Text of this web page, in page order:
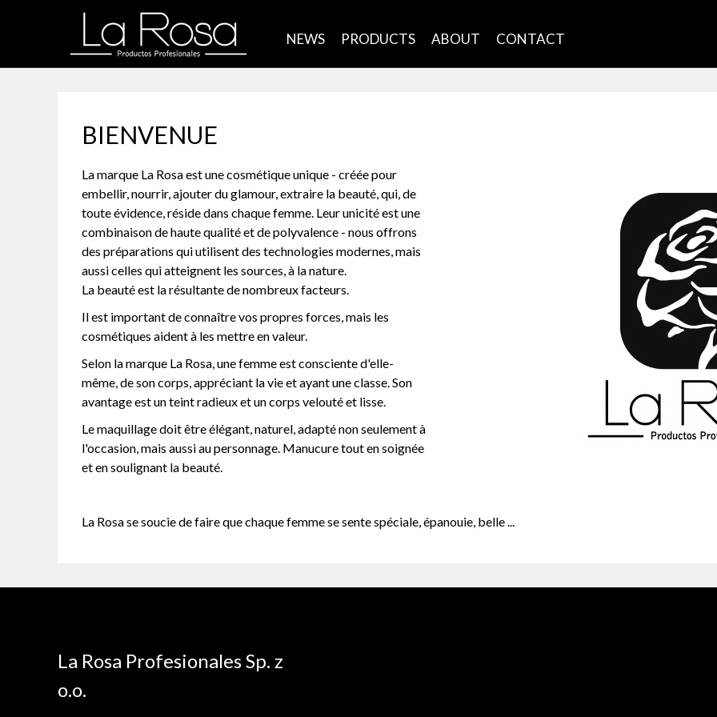
NEWS PRODUCTS ABOUT CONTACT
BIENVENUE
La marque La Rosa est une cosmétique unique - créée pour
embellir, nourrir, ajouter du glamour, extraire la beauté, qui, de
toute évidence, réside dans chaque femme. Leur unicité est une
combinaison de haute qualité et de polyvalence - nous offrons
des préparations qui utilisent des technologies modernes, mais
aussi celles qui atteignent les sources, à la nature.
La beauté est la résultante de nombreux facteurs.
Il est important de connaître vos propres forces, mais les
cosmétiques aident à les mettre en valeur.
Selon la marque La Rosa, une femme est consciente d'elle-
même, de son corps, appréciant la vie et ayant une classe. Son
avantage est un teint radieux et un corps velouté et lisse.
Le maquillage doit être élégant, naturel, adapté non seulement à
l'occasion, mais aussi au personnage. Manucure tout en soignée
et en soulignant la beauté.
La Rosa se soucie de faire que chaque femme se sente spéciale, épanouie, belle ...
La Rosa Profesionales Sp. z
o.o.